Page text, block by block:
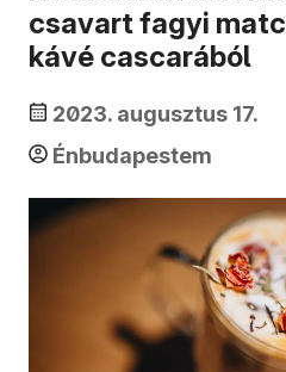
csavart fagyi
kávé cascarából
2023. augusztus 17.
Énbudapestem